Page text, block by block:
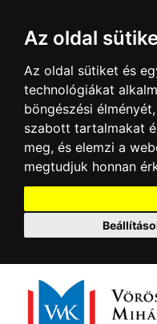
Az oldal
Az oldal sütiket és
technológiákat
böngészési
szabott tartalmakat
meg, és elemzi a
megtudjuk honnan